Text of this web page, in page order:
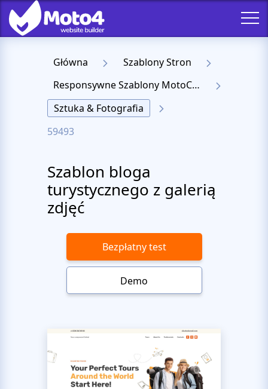
Główna
Szablony Stron
Responsywne Szablony MotoCMS 3
Sztuka & Fotografia
59493
Szablon bloga
turystycznego z galerią
zdjęć
Bezpłatny test
Demo